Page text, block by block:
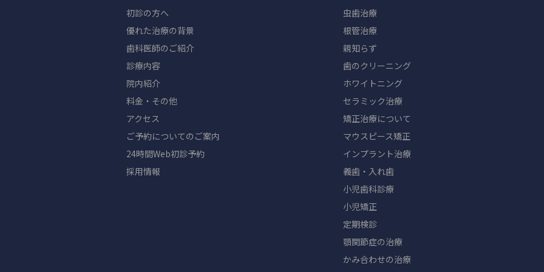
初診の方へ
優れた治療の背景
歯科医師のご紹介
診療内容
院内紹介
料金・その他
アクセス
ご予約についてのご案内
24時間Web初診予約
採用情報
虫歯治療
根管治療
親知らず
歯のクリーニング
ホワイトニング
セラミック治療
矯正治療について
マウスピース矯正
インプラント治療
義歯・入れ歯
小児歯科診療
小児矯正
定期検診
顎関節症の治療
かみ合わせの治療